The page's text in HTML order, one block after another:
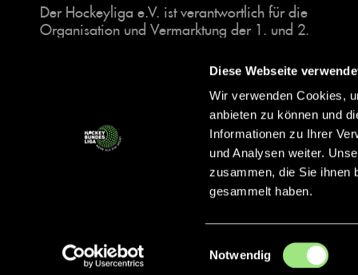
Diese Webseite
Wir verwenden Cookies,
anbieten zu können und
Informationen zu Ihrer
und Analysen weiter.
zusammen, die Sie ihnen
gesammelt haben.
Einwilligungsauswahl
Notwendig
Der Hockeyliga e.V. ist verantwortlich für die
Organisation und Vermarktung der 1. und 2.
Halle. Insgesamt sind über 60 Vereine unter dem
Dach der Hockeyliga organisiert, sowohl im
Herren als auch im Damen Bereich.